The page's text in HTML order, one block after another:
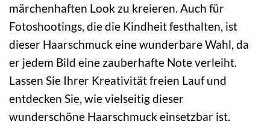
märchenhaften Look zu kreieren. Auch für
Fotoshootings, die die Kindheit festhalten, ist
dieser Haarschmuck eine wunderbare Wahl, da
er jedem Bild eine zauberhafte Note verleiht.
Lassen Sie Ihrer Kreativität freien Lauf und
entdecken Sie, wie vielseitig dieser
wunderschöne Haarschmuck einsetzbar ist.